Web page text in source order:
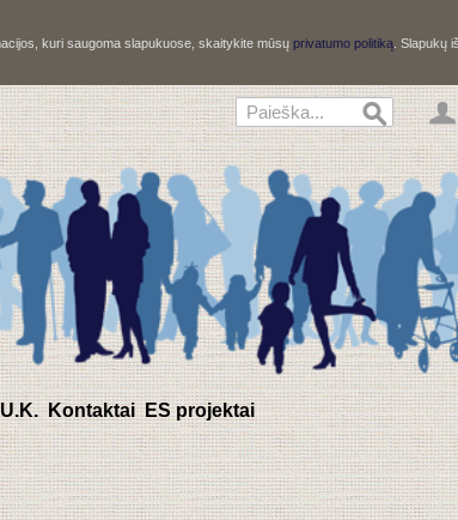
kuri saugoma slapukuose, skaitykite mūsų privatumo politiką . Slapukų
Kontaktai ES projektai